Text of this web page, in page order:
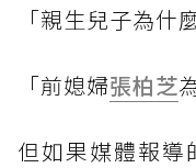
「親生兒子為什
「前媳婦張柏芝
但如果媒體報導